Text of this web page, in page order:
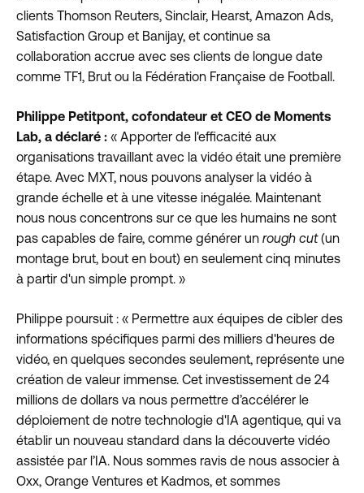
clients Thomson Reuters, Sinclair, Hearst, Amazon Ads,
Satisfaction Group et Banijay, et continue sa
collaboration accrue avec ses clients de longue date
comme TF1, Brut ou la Fédération Française de Football.
Philippe Petitpont, cofondateur et CEO de Moments
Lab, a déclaré : « Apporter de l'efficacité aux
organisations travaillant avec la vidéo était une première
étape. Avec MXT, nous pouvons analyser la vidéo à
grande échelle et à une vitesse inégalée. Maintenant
nous nous concentrons sur ce que les humains ne sont
pas capables de faire, comme générer un rough cut(un
montage brut, bout en bout) en seulement cinq minutes
à partir d'un simple prompt. »
Philippe poursuit : « Permettre aux équipes de cibler des
informations spécifiques parmi des milliers d'heures de
vidéo, en quelques secondes seulement, représente une
création de valeur immense. Cet investissement de 24
millions de dollars va nous permettre d’accélérer le
déploiement de notre technologie d'IA agentique, qui va
établir un nouveau standard dans la découverte vidéo
assistée par l’IA. Nous sommes ravis de nous associer à
Oxx, Orange Ventures et Kadmos, et sommes